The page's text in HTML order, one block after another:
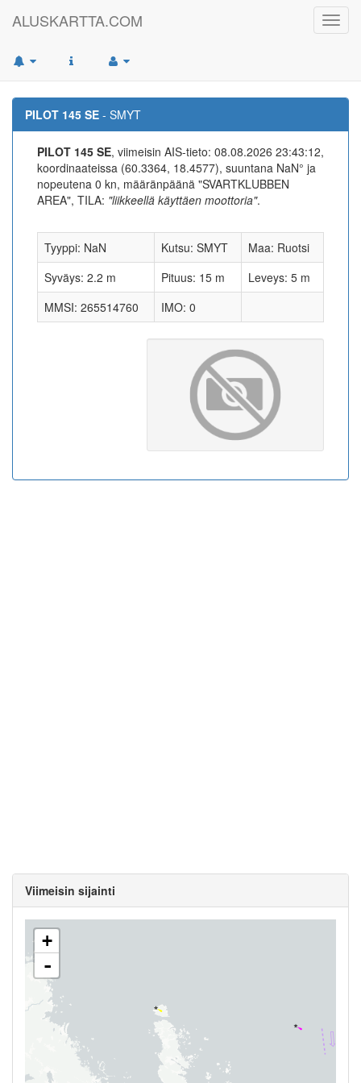
ALUSKARTTA.COM
PILOT 145 SE - SMYT
PILOT 145 SE, viimeisin AIS-tieto: 08.08.2026 23:43:12,
koordinaateissa (60.3364, 18.4577), suuntana NaN° ja
nopeutena 0 kn, määränpäänä "SVARTKLUBBEN
AREA", TILA: "liikkeellä käyttäen moottoria".
Tyyppi: NaN Kutsu: SMYT
Maa: Ruotsi
Syväys: 2.2 m
Pituus: 15 m
Leveys: 5 m
MMSI: 265514760
IMO: 0
Viimeisin sijainti
+
-